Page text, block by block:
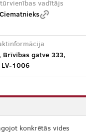
vadītājs
Brīvības gatve 333,
LV-1006
konkrētās vides